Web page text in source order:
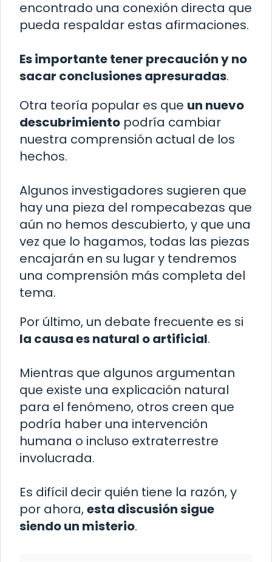
encontrado una conexión directa que
pueda respaldar estas afirmaciones.
Es importante tener precaución y no
sacar conclusiones apresuradas.
Otra teoría popular es que un nuevo
descubrimiento podría cambiar
nuestra comprensión actual de los
hechos.
Algunos investigadores sugieren que
hay una pieza del rompecabezas que
aún no hemos descubierto, y que una
vez que lo hagamos, todas las piezas
encajarán en su lugar y tendremos
una comprensión más completa del
tema.
Por último, un debate frecuente es si
la causa es natural o artificial.
Mientras que algunos argumentan
que existe una explicación natural
para el fenómeno, otros creen que
podría haber una intervención
humana o incluso extraterrestre
involucrada.
Es difícil decir quién tiene la razón, y
por ahora,esta discusión sigue
siendo un misterio.